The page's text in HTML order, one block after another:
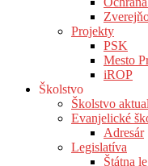
Projekty
PSK
Mesto
iROP
Školstvo
Školstvo
Evanjelické
Adresár
Legislatíva
Štátna